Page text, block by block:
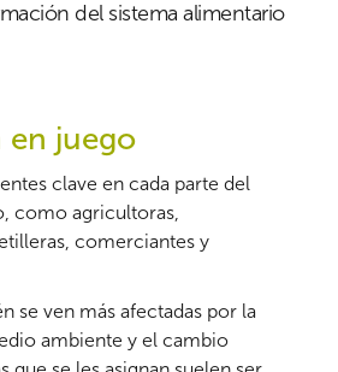
del sistema alimentario
en juego
clave en cada parte del
como agricultoras,
comerciantes y
se ven más afectadas por la
ambiente y el cambio